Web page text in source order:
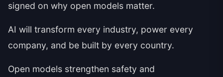
signed on why open models matter.
AI will transform every industry, power every
company, and be built by every country.
Open models strengthen safety and